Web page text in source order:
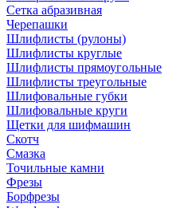
Сетка абразивная
Черепашки
Шлифлисты (рулоны)
Шлифлисты круглые
Шлифлисты прямоугольные
Шлифлисты треугольные
Шлифовальные губки
Шлифовальные круги
Щетки для шифмашин
Скотч
Смазка
Точильные камни
Фрезы
Борфрезы